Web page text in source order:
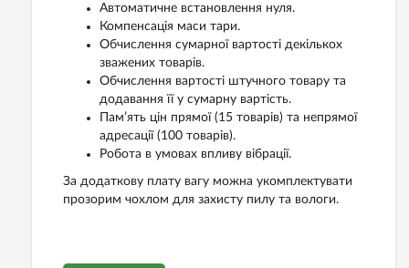
Автоматичне встановлення нуля.
Компенсація маси тари.
Обчислення сумарної вартості декількох
зважених товарів.
Обчислення вартості штучного товару та
додавання її у сумарну вартість.
Пам’ять цін прямої (15 товарів) та непрямої
адресації (100 товарів).
Робота в умовах впливу вібрації.
За додаткову плату вагу можна укомплектувати
прозорим чохлом для захисту пилу та вологи.